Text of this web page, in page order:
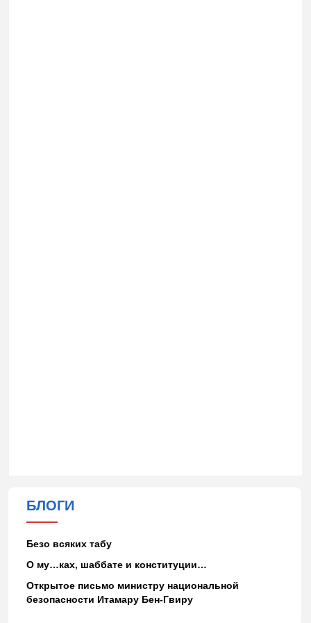
БЛОГИ
Безо всяких табу
О му…ках, шаббате и конституции…
Открытое письмо министру национальной
безопасности Итамару Бен-Гвиру